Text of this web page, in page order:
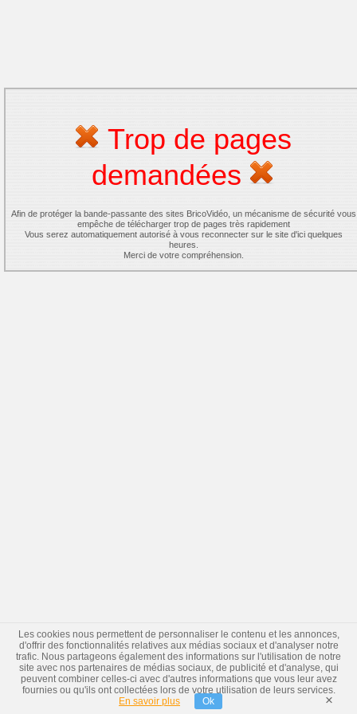
Trop de pages
demandées
Afin de protéger la bande-passante des sites BricoVidéo, un mécanisme de sécurité vous
empêche de télécharger trop de pages très rapidement
Vous serez automatiquement autorisé à vous reconnecter sur le site d'ici quelques
heures.
Merci de votre compréhension.
Les cookies nous permettent de personnaliser le contenu et les annonces,
d'offrir des fonctionnalités relatives aux médias sociaux et d'analyser notre
trafic. Nous partageons également des informations sur l'utilisation de notre
site avec nos partenaires de médias sociaux, de publicité et d'analyse, qui
peuvent combiner celles-ci avec d'autres informations que vous leur avez
fournies ou qu'ils ont collectées lors de votre utilisation de leurs services.
En savoir plus
Ok ×